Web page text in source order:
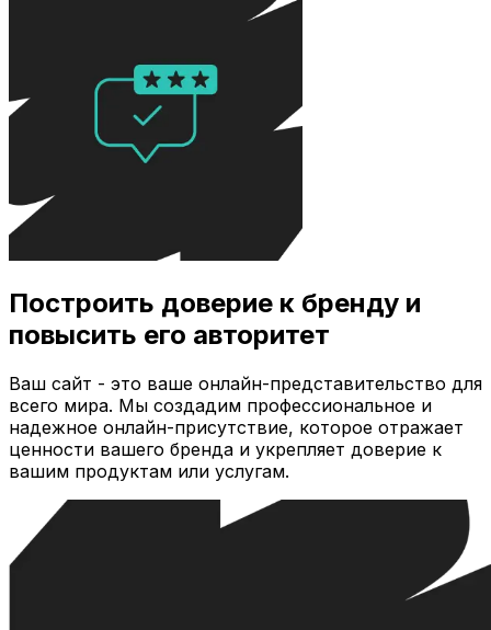
Построить доверие к бренду и
повысить его авторитет
Ваш сайт - это ваше онлайн-представительство для
всего мира. Мы создадим профессиональное и
надежное онлайн-присутствие, которое отражает
ценности вашего бренда и укрепляет доверие к
вашим продуктам или услугам.